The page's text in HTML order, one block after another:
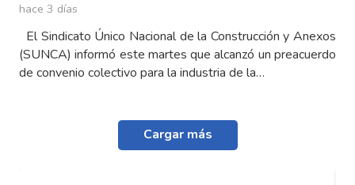
hace 3 días
El Sindicato Único Nacional de la Construcción y Anexos
(SUNCA) informó este martes que alcanzó un preacuerdo
de convenio colectivo para la industria de la…
Cargar más